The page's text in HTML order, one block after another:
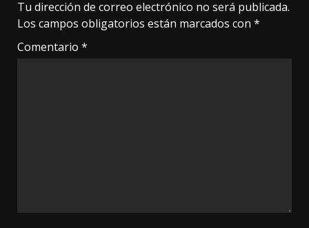
Tu dirección de correo electrónico no será publicada.
Los campos obligatorios están marcados con *
Comentario *